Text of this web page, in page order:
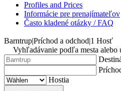
Profiles and Prices
Informácie pre prenajímateľov
Často kladené otázky / FAQ
Barntrup|Príchod a odchod|1 Hosť
Vyhľadávanie podľa mesta alebo
Hostia